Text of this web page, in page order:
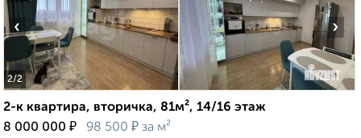
2/2
‹ ›
2-к квартира, вторичка, 81м², 14/16 этаж
8 000 000 ₽ 98 500 ₽ за м²